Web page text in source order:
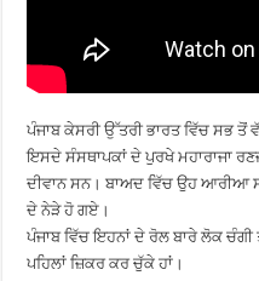
ਪੰਜਾਬ ਕੇਸਰੀ ਉੱਤਰੀ ਭਾਰਤ ਵਿੱਚ ਸਭ
ਇਸਦੇ ਸੰਸਥਾਪਕਾਂ ਦੇ ਪੁਰਖੇ ਮਹਾਰਾਜਾ
ਦੀਵਾਨ ਸਨ। ਬਾਅਦ ਵਿੱਚ ਉਹ ਆਰੀਆ
ਦੇ ਨੇੜੇ ਹੋ ਗਏ।
ਪੰਜਾਬ ਵਿੱਚ ਇਹਨਾਂ ਦੇ ਰੋਲ ਬਾਰੇ ਲੋਕ
ਪਹਿਲਾਂ ਜ਼ਿਕਰ ਕਰ ਚੁੱਕੇ ਹਾਂ।